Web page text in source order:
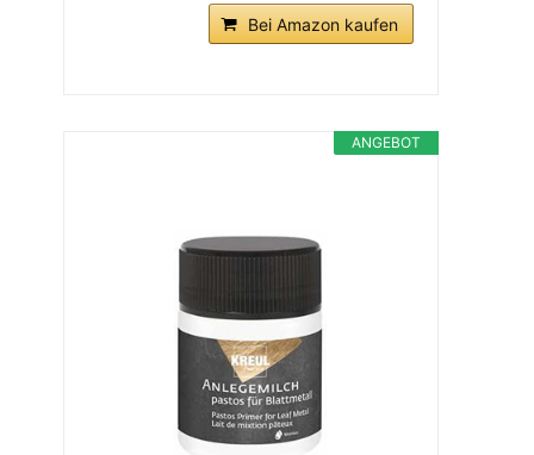
Bei Amazon kaufen
ANGEBOT